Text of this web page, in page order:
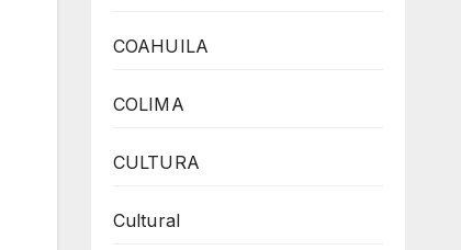
COAHUILA
COLIMA
CULTURA
Cultural